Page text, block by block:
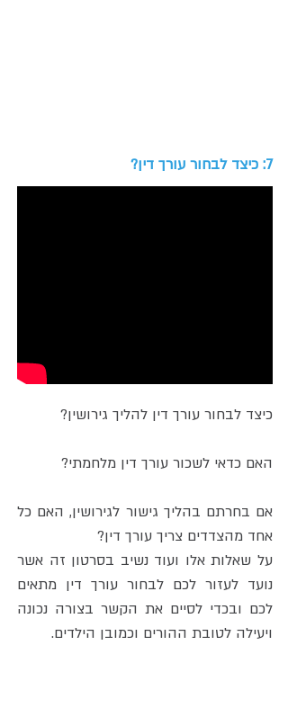
7: כיצד לבחור עורך דין?
כיצד לבחור עורך דין להליך גירושין?
האם כדאי לשכור עורך דין מלחמתי?
אם בחרתם בהליך גישור לגירושין, האם כל
אחד מהצדדים צריך עורך דין?
על שאלות אלו ועוד נשיב בסרטון זה אשר
נועד לעזור לכם לבחור עורך דין מתאים
לכם ובכדי לסיים את הקשר בצורה נכונה
ויעילה לטובת ההורים וכמובן הילדים.